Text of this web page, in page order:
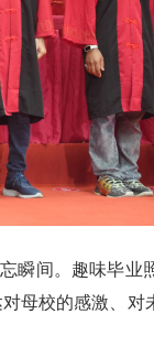
瞬间。趣味毕业
母校的感激、对